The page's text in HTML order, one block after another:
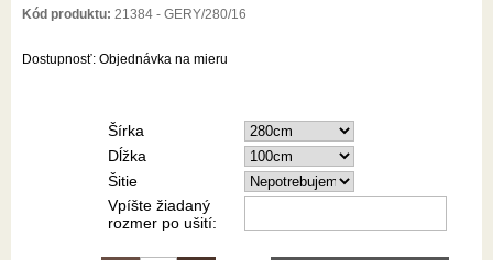
Kód produktu: 21384 - GERY/280/16
Dostupnosť: Objednávka na mieru
Šírka
Dĺžka
Šitie
Vpíšte žiadaný
rozmer po ušití: